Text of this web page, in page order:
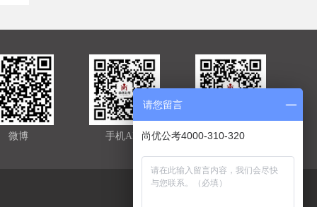
官方微信
手机APP
微博
请您留言
尚优公考4000-310-320